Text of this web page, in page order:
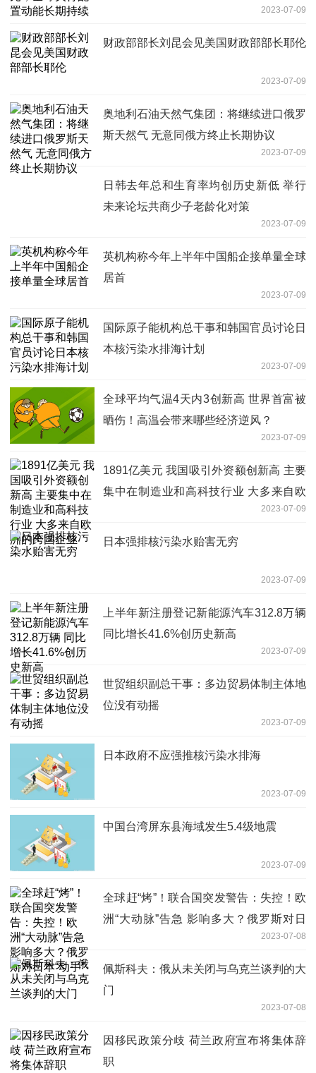
2023-07-09
财政部部长刘昆会见美国财政部部长耶伦
2023-07-09
奥地利石油天然气集团：将继续进口俄罗
斯天然气 无意同俄方终止长期协议
2023-07-09
日韩去年总和生育率均创历史新低 举行
未来论坛共商少子老龄化对策
2023-07-09
英机构称今年上半年中国船企接单量全球
居首
2023-07-09
国际原子能机构总干事和韩国官员讨论日
本核污染水排海计划
2023-07-09
全球平均气温4天内3创新高 世界首富被
晒伤！高温会带来哪些经济逆风？
2023-07-09
1891亿美元 我国吸引外资额创新高 主要
集中在制造业和高科技行业 大多来自欧
2023-07-09
日本强排核污染水贻害无穷
2023-07-09
上半年新注册登记新能源汽车312.8万辆
同比增长41.6%创历史新高
2023-07-09
世贸组织副总干事：多边贸易体制主体地
位没有动摇
2023-07-09
日本政府不应强推核污染水排海
2023-07-09
中国台湾屏东县海域发生5.4级地震
2023-07-09
全球赶“烤”！联合国突发警告：失控！欧
洲“大动脉”告急 影响多大？俄罗斯对日
2023-07-08
佩斯科夫：俄从未关闭与乌克兰谈判的大
门
2023-07-08
因移民政策分歧 荷兰政府宣布将集体辞
职